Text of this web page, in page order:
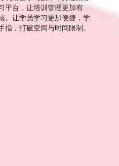
平台，让培训管理更加有
。让学员学习更加便捷，学
，打破空间与时间限制。